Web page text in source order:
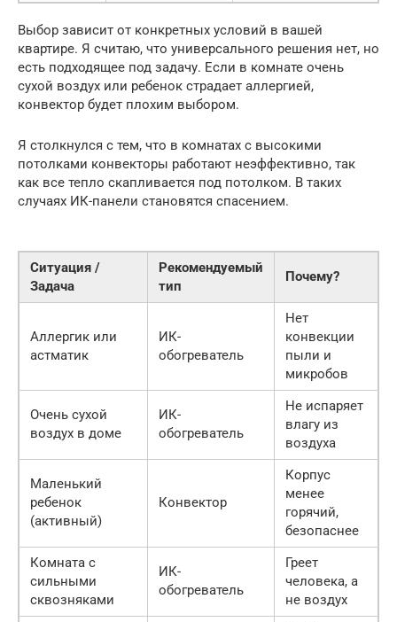
Выбор зависит от конкретных условий в вашей
квартире. Я считаю, что универсального решения нет, но
есть подходящее под задачу. Если в комнате очень
сухой воздух или ребенок страдает аллергией,
конвектор будет плохим выбором.
Я столкнулся с тем, что в комнатах с высокими
потолками конвекторы работают неэффективно, так
как все тепло скапливается под потолком. В таких
случаях ИК-панели становятся спасением.
Ситуация /
Задача
Рекомендуемый
тип
Почему?
Аллергик или
астматик
ИК-
обогреватель
Нет
конвекции
пыли и
микробов
Очень сухой
воздух в доме
ИК-
обогреватель
Не испаряет
влагу из
воздуха
Маленький
ребенок
(активный)
Конвектор
Корпус
менее
горячий,
безопаснее
Комната с
сильными
сквозняками
ИК-
обогреватель
Греет
человека, а
не воздух